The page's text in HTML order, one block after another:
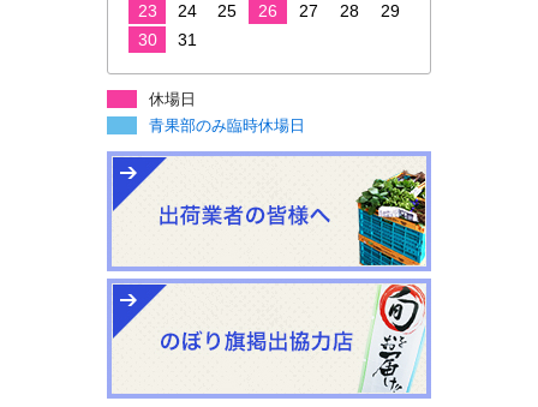
23
24 25 26 27 28
29
30
31
休場日
青果部のみ臨時休場日